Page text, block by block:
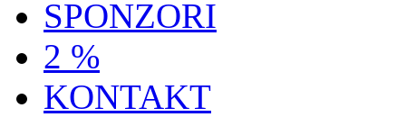
SPONZORI
2 %
KONTAKT